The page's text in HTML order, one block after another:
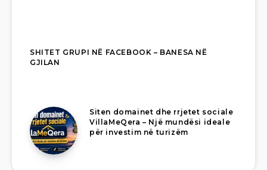
SHITET GRUPI NË FACEBOOK – BANESA NË
GJILAN
Siten domainet dhe rrjetet sociale
VillaMeQera – Një mundësi ideale
për investim në turizëm